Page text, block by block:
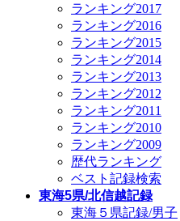
ランキング2017
ランキング2016
ランキング2015
ランキング2014
ランキング2013
ランキング2012
ランキング2011
ランキング2010
ランキング2009
歴代ランキング
ベスト記録検索
東海5県/北信越記録
東海５県記録/男子